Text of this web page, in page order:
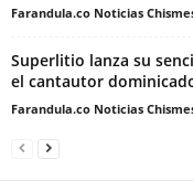
Farandula.co Noticias
Superlitio lanza su
el cantautor
Farandula.co Noticias